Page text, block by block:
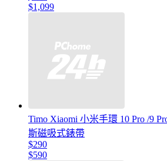
$1,099
Timo Xiaomi 小米手環 10 Pro /9
斯磁吸式錶帶
$290
$590